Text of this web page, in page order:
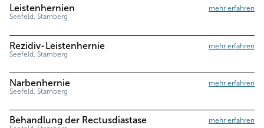
Leistenhernien
Seefeld, Starnberg
mehr erfahren
Rezidiv-Leistenhernie
Seefeld, Starnberg
mehr erfahren
Narbenhernie
Seefeld, Starnberg
mehr erfahren
Behandlung der Rectusdiastase mehr erfahren